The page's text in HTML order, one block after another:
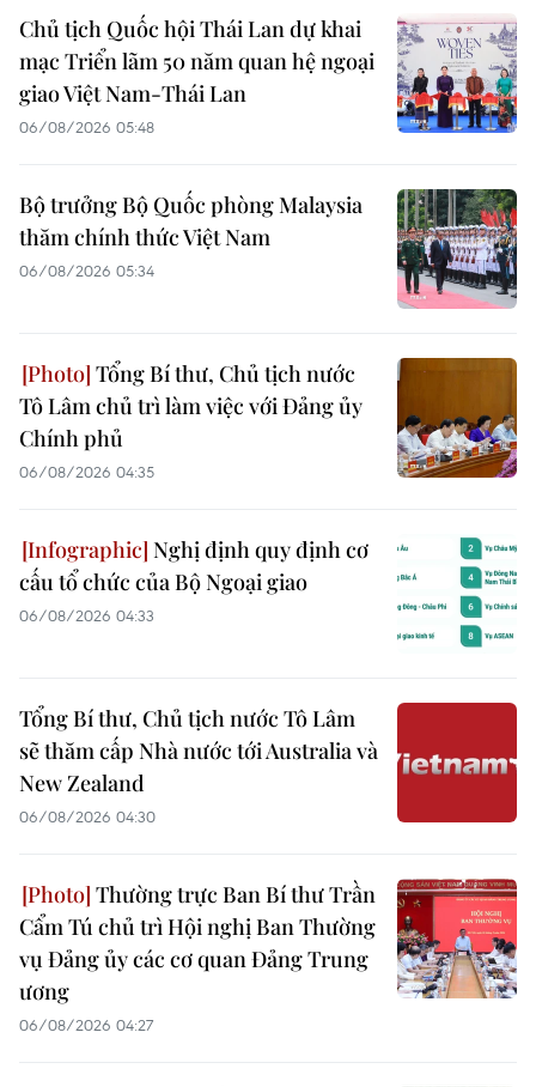
Chủ tịch Quốc hội Thái Lan dự khai
mạc Triển lãm 50 năm quan hệ ngoại
giao Việt Nam-Thái Lan
06/08/2026 05:48
Bộ trưởng Bộ Quốc phòng Malaysia
thăm chính thức Việt Nam
06/08/2026 05:34
Tổng Bí thư, Chủ tịch nước
Tô Lâm chủ trì làm việc với Đảng ủy
Chính phủ
06/08/2026 04:35
Nghị định quy định cơ
cấu tổ chức của Bộ Ngoại giao
06/08/2026 04:33
Tổng Bí thư, Chủ tịch nước Tô Lâm
sẽ thăm cấp Nhà nước tới Australia và
New Zealand
06/08/2026 04:30
Thường trực Ban Bí thư Trần
Cẩm Tú chủ trì Hội nghị Ban Thường
vụ Đảng ủy các cơ quan Đảng Trung
ương
06/08/2026 04:27